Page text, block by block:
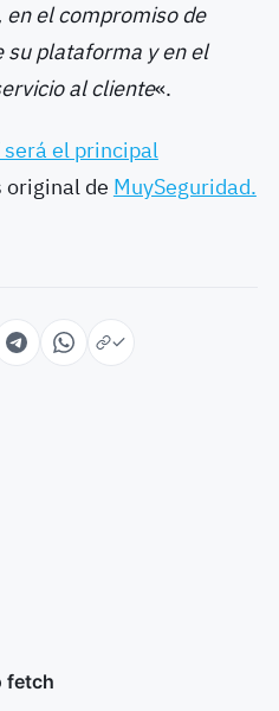
el compromiso de
su plataforma y en el
al cliente«.
será el principal
original de MuySeguridad.